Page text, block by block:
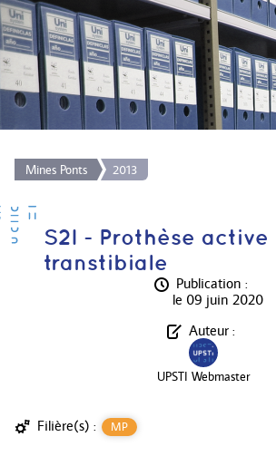
Mines Ponts 2013
S2I - Prothèse active
transtibiale
Publication :
le 09 juin 2020
Auteur :
UPSTI Webmaster
Filière(s) : MP